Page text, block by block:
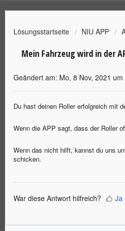
Lösungsstartseite NIU APP
Mein Fahrzeug wird in der
Geändert am: Mo, 8 Nov, 2021
Du hast deinen Roller erfolgreich mit
Wenn die APP sagt, dass der Roller
Wenn das nicht hilft, kannst du uns
schicken.
War diese Antwort hilfreich? Ja